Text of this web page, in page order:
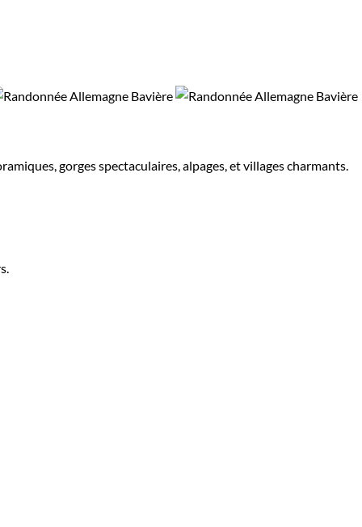
gorges spectaculaires, alpages, et villages charmants.